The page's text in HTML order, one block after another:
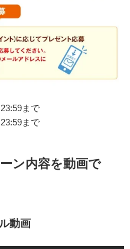
まで
まで
ン内容を動画で
動画